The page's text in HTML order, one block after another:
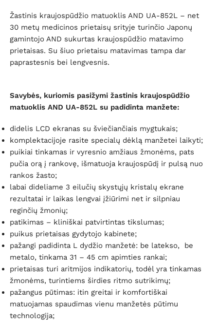
Žastinis kraujospūdžio matuoklis AND UA-852L – net
30 metų medicinos prietaisų srityje turinčio Japonų
gamintojo AND sukurtas kraujospūdžio matavimo
prietaisas. Su šiuo prietaisu matavimas tampa dar
paprastesnis bei lengvesnis.
Savybės, kuriomis pasižymi žastinis kraujospūdžio
matuoklis AND UA-852L su padidinta manžete:
didelis LCD ekranas su šviečiančiais mygtukais;
komplektacijoje rasite specialų dėklą manžetei laikyti;
puikiai tinkamas ir vyresnio amžiaus žmonėms, pats
pučia orą į rankovę, išmatuoja kraujospūdį ir pulsą nuo
rankos žasto;
labai dideliame 3 eilučių skystųjų kristalų ekrane
rezultatai ir laikas lengvai įžiūrimi net ir silpniau
reginčių žmonių;
patikimas – kliniškai patvirtintas tikslumas;
puikus prietaisas gydytojo kabinete;
pažangi padidinta L dydžio manžetė: be latekso, be
metalo, tinkama 31 – 45 cm apimties rankai;
prietaisas turi aritmijos indikatorių, todėl yra tinkamas
žmonėms, turintiems širdies ritmo sutrikimų;
pažangus pūtimas: itin greitai ir komfortiškai
matuojamas spaudimas vienu manžetės pūtimu
technologija;